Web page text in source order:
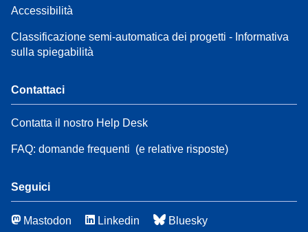
Accessibilità
Classificazione semi-automatica dei progetti - Informativa
sulla spiegabilità
Contattaci
Contatta il nostro Help Desk
FAQ: domande frequenti (e relative risposte)
Seguici
Mastodon Linkedin Bluesky